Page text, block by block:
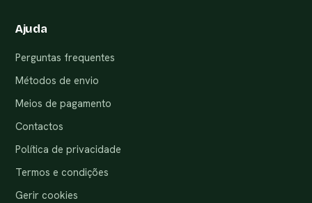
Ajuda
Perguntas frequentes
Métodos de envio
Meios de pagamento
Contactos
Política de privacidade
Termos e condições
Gerir cookies